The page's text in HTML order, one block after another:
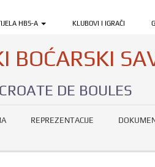
HBS-A KLUBOVI I IGRAČI
BOĆARSKI
DE BOULES
REPREZENTACIJE